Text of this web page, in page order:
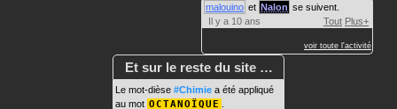
malouino et Nalon se suivent.
Il y a 10 ans
Tout Plus+
voir toute l'activité
Et sur le reste du site …
Le mot-dièse #Chimie a été appliqué
au mot OCTANOÏQUE